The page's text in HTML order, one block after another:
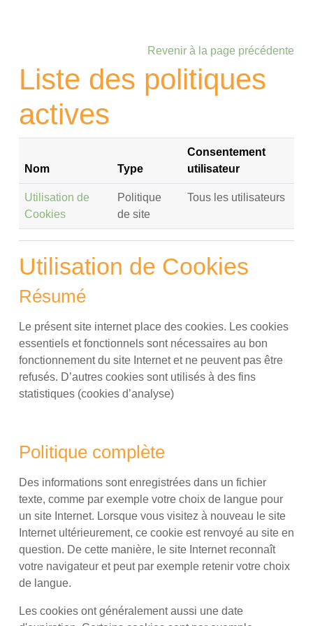
Revenir à la page précédente
Liste des politiques
actives
Nom Type
Consentement
utilisateur
Utilisation de
Cookies
Politique
de site
Tous les utilisateurs
Utilisation de Cookies
Résumé
Le présent site internet place des cookies. Les cookies
essentiels et fonctionnels sont nécessaires au bon
fonctionnement du site Internet et ne peuvent pas être
refusés. D’autres cookies sont utilisés à des fins
statistiques (cookies d’analyse)
Politique complète
Des informations sont enregistrées dans un fichier
texte, comme par exemple votre choix de langue pour
un site Internet. Lorsque vous visitez à nouveau le site
Internet ultérieurement, ce cookie est renvoyé au site en
question. De cette manière, le site Internet reconnaît
votre navigateur et peut par exemple retenir votre choix
de langue.
Les cookies ont généralement aussi une date